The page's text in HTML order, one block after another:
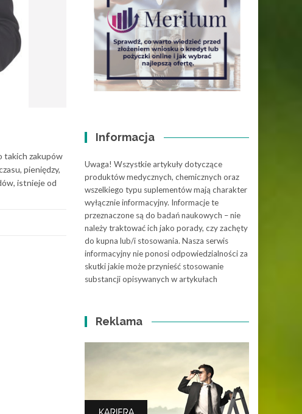
takich zakupów
pieniędzy,
istnieje od
Informacja
Uwaga! Wszystkie artykuły dotyczące
produktów medycznych, chemicznych oraz
wszelkiego typu suplementów mają charakter
wyłącznie informacyjny. Informacje te
przeznaczone są do badań naukowych – nie
należy traktować ich jako porady, czy zachęty
do kupna lub/i stosowania. Nasza serwis
informacyjny nie ponosi odpowiedzialności za
skutki jakie może przynieść stosowanie
substancji opisywanych w artykułach
Reklama